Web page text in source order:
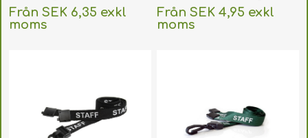
metal lobster clip.
60270590
Från SEK 6,35 exkl
moms
mm with plastic J clip.
60270592
Från SEK 4,95 exkl
moms